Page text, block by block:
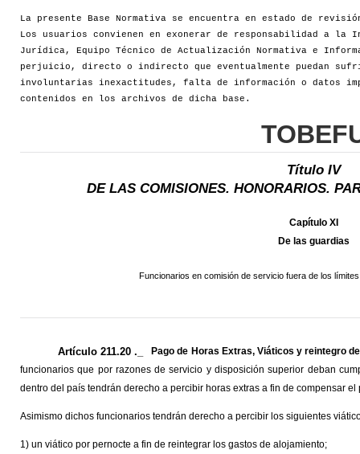
La presente Base Normativa se encuentra en estado de
Los usuarios convienen en exonerar de responsabilidad a la
Jurídica, Equipo Técnico de Actualización Normativa e
perjuicio, directo o indirecto que eventualmente puedan
involuntarias inexactitudes, falta de información o datos
contenidos en los archivos de dicha base.
Título IV
DE LAS COMISIONES. HONORARIOS.
Capítulo XI
De las guardias
Funcionarios en comisión de servicio fuera de los
Artículo 211.20 ._
Pago de Horas Extras, Viáticos y reintegro
funcionarios que por razones de servicio y disposición superior deban
dentro del país tendrán derecho a percibir horas extras a fin de compensar
Asimismo dichos funcionarios tendrán derecho a percibir los siguientes
1) un viático por pernocte a fin de reintegrar los gastos de alojamiento;